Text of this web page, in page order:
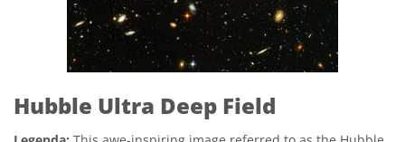
Hubble Ultra Deep Field